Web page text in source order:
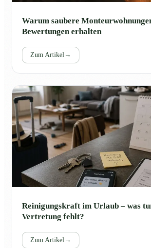
Warum saubere
Bewertungen erhalten
Zum Artikel→
Reinigungskraft im Urlaub – was
Vertretung fehlt?
Zum Artikel→